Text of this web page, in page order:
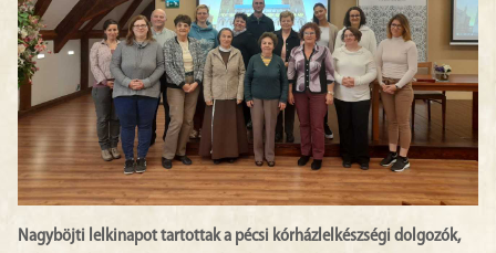
Nagyböjti lelkinapot tartottak a pécsi kórházlelkészségi dolgozók,